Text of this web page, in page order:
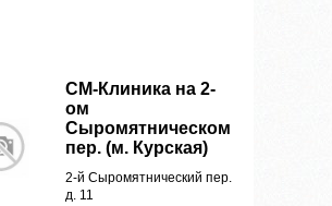
СМ-Клиника на 2-
ом
Сыромятническом
пер. (м. Курская)
2-й Сыромятнический пер.
д. 11